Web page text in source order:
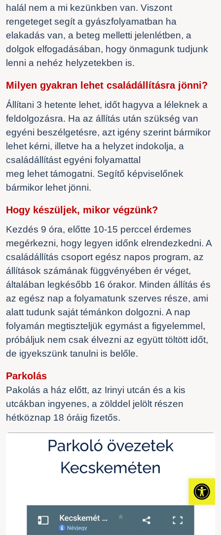
halál nem a mi kezünkben van. Viszont
rengeteget segít a gyászfolyamatban ha
elakadás van, a beteg melletti jelenlétben, a
dolgok elfogadásában, hogy önmagunk tudjunk
lenni a nehéz helyzetekben is.
Milyen gyakran lehet családállításra jönni?
Állítani 3 hetente lehet, időt hagyva a léleknek a
feldolgozásra. Ha az állítás után szükség van
egyéni beszélgetésre, azt igény szerint bármikor
lehet kérni, illetve ha a helyzet indokolja, a
családállítást egyéni folyamattal
meg lehet támogatni. Segítő képviselőnek
bármikor lehet jönni.
Hogy készüljek, mikor végzünk?
Kezdés 9 óra, előtte 10-15 perccel érdemes
megérkezni, hogy legyen időnk elrendezkedni. A
családállítás csoport egész napos program, az
állítások számának függvényében ér véget,
általában legkésőbb 16 órakor. Minden állítás és
az egész nap a folyamatunk szerves része, ami
alatt tudunk saját témánkon dolgozni. A nap
folyamán megtiszteljük egymást a figyelemmel,
próbáljuk nem csak élvezni az együtt töltött időt,
de igyekszünk tanulni is belőle.
Parkolás
Pakolás a ház előtt, az Irinyi utcán és a kis
utcákban ingyenes, a zölddel jelölt részen
hétköznap 18 óráig fizetős.